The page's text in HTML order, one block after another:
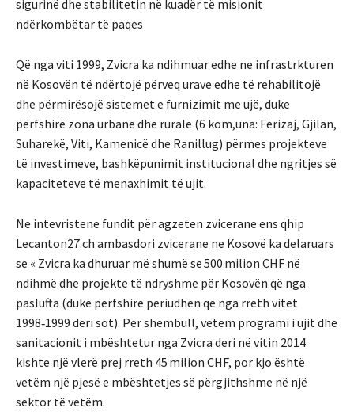
sigurinë dhe stabilitetin në kuadër të misionit
ndërkombëtar të paqes
Që nga viti 1999, Zvicra ka ndihmuar edhe ne infrastrkturen
në Kosovën të ndërtojë përveq urave edhe të rehabilitojë
dhe përmirësojë sistemet e furnizimit me ujë, duke
përfshirë zona urbane dhe rurale (6 kom,una: Ferizaj, Gjilan,
Suharekë, Viti, Kamenicë dhe Ranillug) përmes projekteve
të investimeve, bashkëpunimit institucional dhe ngritjes së
kapaciteteve të menaxhimit të ujit.
Ne intevristene fundit për agzeten zvicerane ens qhip
Lecanton27.ch ambasdori zvicerane ne Kosovë ka delaruars
se « Zvicra ka dhuruar më shumë se 500 milion CHF në
ndihmë dhe projekte të ndryshme për Kosovën që nga
paslufta (duke përfshirë periudhën që nga rreth vitet
1998‑1999 deri sot). Për shembull, vetëm programi i ujit dhe
sanitacionit i mbështetur nga Zvicra deri në vitin 2014
kishte një vlerë prej rreth 45 milion CHF, por kjo është
vetëm një pjesë e mbështetjes së përgjithshme në një
sektor të vetëm.